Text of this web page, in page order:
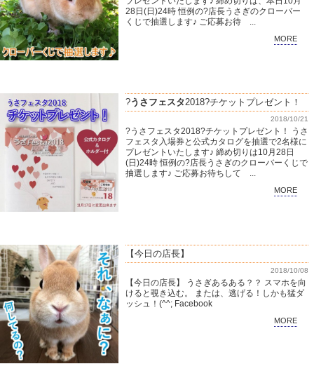
28日(日)24時 恒例の?店長うさぎのクローバー
くじで抽選します♪ ご応募お待 ...
MORE
?うさフェスタ2018?チケットプレゼント！
2018/10/21
?うさフェスタ2018?チケットプレゼント！ うさ
フェスタ入場券と公式カタログを抽選で2名様に
プレゼントいたします♪ 締め切りは10月28日
(日)24時 恒例の?店長うさぎのクローバーくじで
抽選します♪ ご応募お待ちして ...
MORE
【今日の店長】
2018/10/08
【今日の店長】 うさぎあるある？？ スマホを向
けると覗き込む。 または、逃げる！しかも猛ダ
ッシュ！(^^; Facebook
MORE